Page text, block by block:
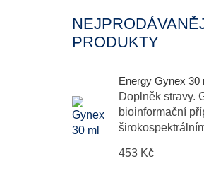
PRODUKTY
Energy Gynex 30
Doplněk stravy.
bioinformační
453 Kč